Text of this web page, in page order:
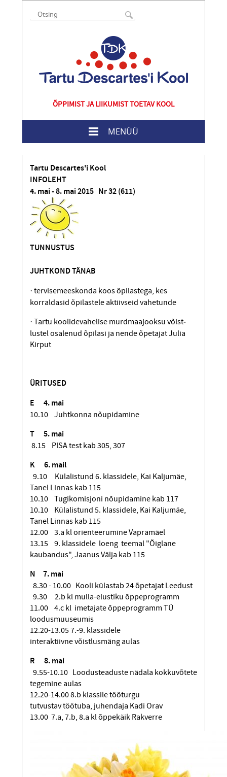
ÕPPIMIST JA LIIKUMIST TOETAV KOOL
MENÜÜ
Tartu Descartes'i Kool
INFOLEHT
4. mai - 8. mai 2015 Nr 32 (611)
TUNNUSTUS
JUHTKOND TÄNAB
· tervisemeeskonda koos õpilastega, kes
korraldasid õpilastele aktiivseid vahetunde
· Tartu koolidevahelise murdmaa­jooksu võist­
lustel osalenud õpilasi ja nende õpetajat Julia
Kirput
ÜRITUSED
E 4. mai
10.10 Juhtkonna nõupidamine
T 5. mai
8.15 PISA test kab 305, 307
K 6. mail
9.10 Külalistund 6. klassidele, Kai Kaljumäe,
Tanel Linnas kab 115
10.10 Tugikomisjoni nõupidamine kab 117
10.10 Külalistund 5. klassidele, Kai Kaljumäe,
Tanel Linnas kab 115
12.00 3.a kl orienteerumine Vapramäel
13.15 9. klassidele loeng teemal "Õiglane
kaubandus", Jaanus Välja kab 115
N 7. mai
8.30 - 10.00 Kooli külastab 24 õpetajat Leedust
9.30 2.b kl mulla-elustiku õppeprogramm
11.00 4.c kl imetajate õppeprogramm TÜ
loodusmuuseumis
12.20-13.05 7.-9. klassidele
interaktiivne võistlusmäng aulas
R 8. mai
9.55-10.10 Loodusteaduste nädala kokkuvõtete
tegemine aulas
12.20-14.00 8.b klassile tööturgu
tutvustav töötuba, juhendaja Kadi Orav
13.00 7.a, 7.b, 8.a kl õppekäik Rakverre